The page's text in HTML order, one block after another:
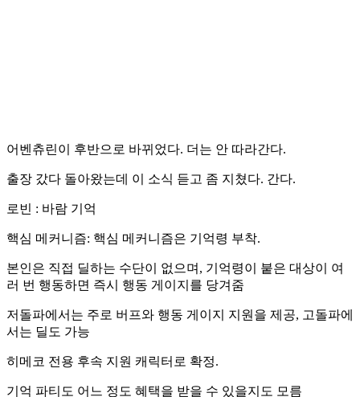
어벤츄린이 후반으로 바뀌었다. 더는 안 따라간다.
출장 갔다 돌아왔는데 이 소식 듣고 좀 지쳤다. 간다.
로빈 : 바람 기억
핵심 메커니즘: 핵심 메커니즘은 기억령 부착.
본인은 직접 딜하는 수단이 없으며, 기억령이 붙은 대상이 여
러 번 행동하면 즉시 행동 게이지를 당겨줌
저돌파에서는 주로 버프와 행동 게이지 지원을 제공, 고돌파에
서는 딜도 가능
히메코 전용 후속 지원 캐릭터로 확정.
기억 파티도 어느 정도 혜택을 받을 수 있을지도 모름